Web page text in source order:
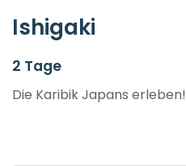
Ishigaki
2 Tage
Die Karibik Japans erleben!